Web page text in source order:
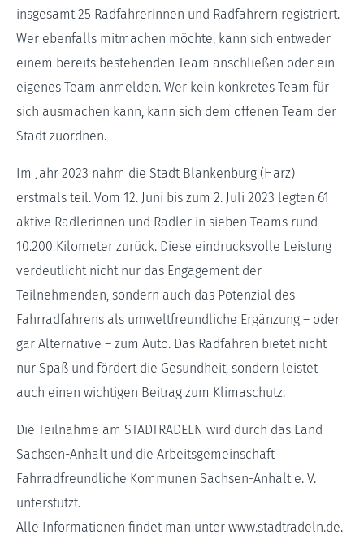
insgesamt 25 Radfahrerinnen und Radfahrern registriert.
Wer ebenfalls mitmachen möchte, kann sich entweder
einem bereits bestehenden Team anschließen oder ein
eigenes Team anmelden. Wer kein konkretes Team für
sich ausmachen kann, kann sich dem offenen Team der
Stadt zuordnen.
Im Jahr 2023 nahm die Stadt Blankenburg (Harz)
erstmals teil. Vom 12. Juni bis zum 2. Juli 2023 legten 61
aktive Radlerinnen und Radler in sieben Teams rund
10.200 Kilometer zurück. Diese eindrucksvolle Leistung
verdeutlicht nicht nur das Engagement der
Teilnehmenden, sondern auch das Potenzial des
Fahrradfahrens als umweltfreundliche Ergänzung – oder
gar Alternative – zum Auto. Das Radfahren bietet nicht
nur Spaß und fördert die Gesundheit, sondern leistet
auch einen wichtigen Beitrag zum Klimaschutz.
Die Teilnahme am STADTRADELN wird durch das Land
Sachsen-Anhalt und die Arbeitsgemeinschaft
Fahrradfreundliche Kommunen Sachsen-Anhalt e. V.
unterstützt.
Alle Informationen findet man unter www.stadtradeln.de.